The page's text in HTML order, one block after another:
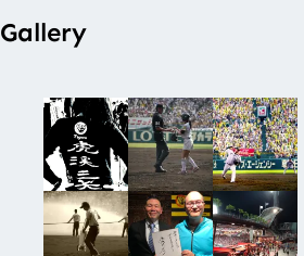
Gallery